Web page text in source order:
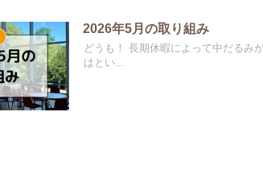
2026年5月の取り組み
どうも！ 長期休暇によって中だるみ
はとい...